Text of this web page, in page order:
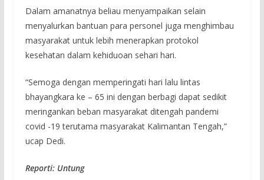
Dalam amanatnya beliau menyampaikan selain
menyalurkan bantuan para personel juga menghimbau
masyarakat untuk lebih menerapkan protokol
kesehatan dalam kehiduoan sehari hari.
“Semoga dengan memperingati hari lalu lintas
bhayangkara ke – 65 ini dengan berbagi dapat sedikit
meringankan beban masyarakat ditengah pandemi
covid -19 terutama masyarakat Kalimantan Tengah,”
ucap Dedi.
Reporti: Untung